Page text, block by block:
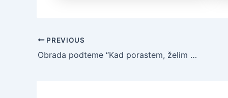
PREVIOUS
Obrada podteme “Kad porastem, želim biti..?” u odgojno- obrazovnoj grupi “Cvjetići”